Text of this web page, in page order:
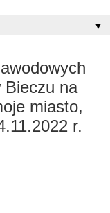
▼
Bieczu na
miasto,
r.